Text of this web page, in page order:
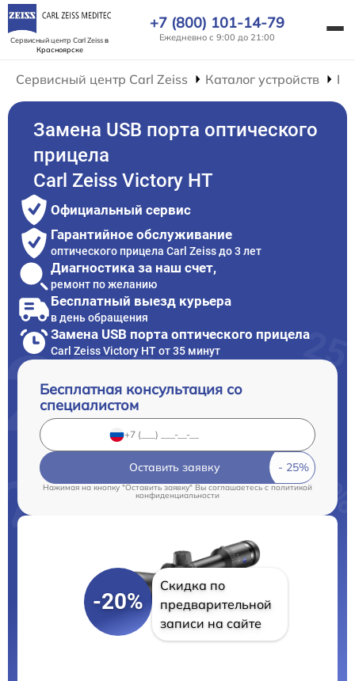
Сервисный центр Carl Zeissв
Красноярске
+7 (800) 101-14-79
Ежедневно с 9:00 до 21:00
Сервисный центр Carl Zeiss Каталог устройств
Замена USB порта оптического
прицела
Carl Zeiss Victory HT
Официальный сервис
Гарантийное обслуживание
оптического прицела Carl Zeiss до 3 лет
Диагностика за наш счет,
ремонт по желанию
Бесплатный выезд курьера
в день обращения
Замена USB порта оптического прицела
Carl Zeiss Victory HT от 35 минут
Бесплатная консультация со
специалистом
Оставить заявку
Нажимая на кнопку "Оставить заявку" Вы соглашаетесь cполитикой
конфиденциальности
-20%
Скидка по
предварительной
записи на сайте